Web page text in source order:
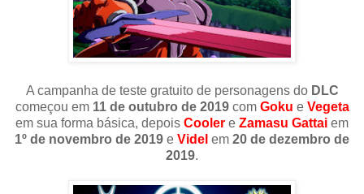
A campanha de teste gratuito de personagens do DLC
começou em 11 de outubro de 2019com Goku e Vegeta
em sua forma básica, depois Cooler e Zamasu Gattai em
1º de novembro de 2019 e Videl em 20 de dezembro de
2019.